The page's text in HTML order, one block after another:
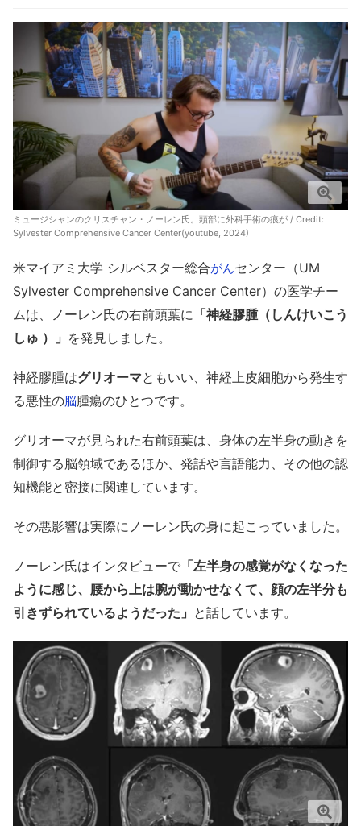
ミュージシャンのクリスチャン・ノーレン氏。頭部に外科手術の痕が / Credit:
Sylvester Comprehensive Cancer Center(youtube, 2024)
米マイアミ大学 シルベスター総合がんセンター（UM
Sylvester Comprehensive Cancer Center）の医学チー
ムは、ノーレン氏の右前頭葉に 「神経膠腫（しんけいこう
しゅ ）」 を発見しました。
神経膠腫はグリオーマともいい、神経上皮細胞から発生す
る悪性の脳腫瘍のひとつです。
グリオーマが見られた右前頭葉は、身体の左半身の動きを
制御する脳領域であるほか、発話や言語能力、その他の認
知機能と密接に関連しています。
その悪影響は実際にノーレン氏の身に起こっていました。
ノーレン氏はインタビューで 「左半身の感覚がなくなった
ように感じ、腰から上は腕が動かせなくて、顔の左半分も
引きずられているようだった」 と話しています。